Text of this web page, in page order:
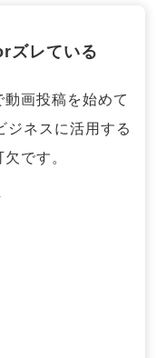
ズレている
動画投稿を始めて
ジネスに活用する
です。